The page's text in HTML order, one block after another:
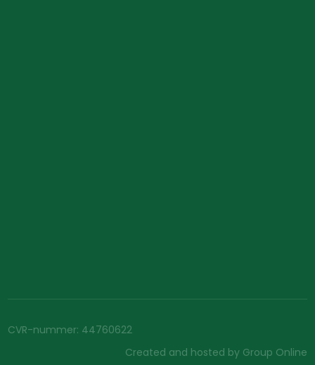
CVR-nummer​: 44760622
Created and hosted by Group Online